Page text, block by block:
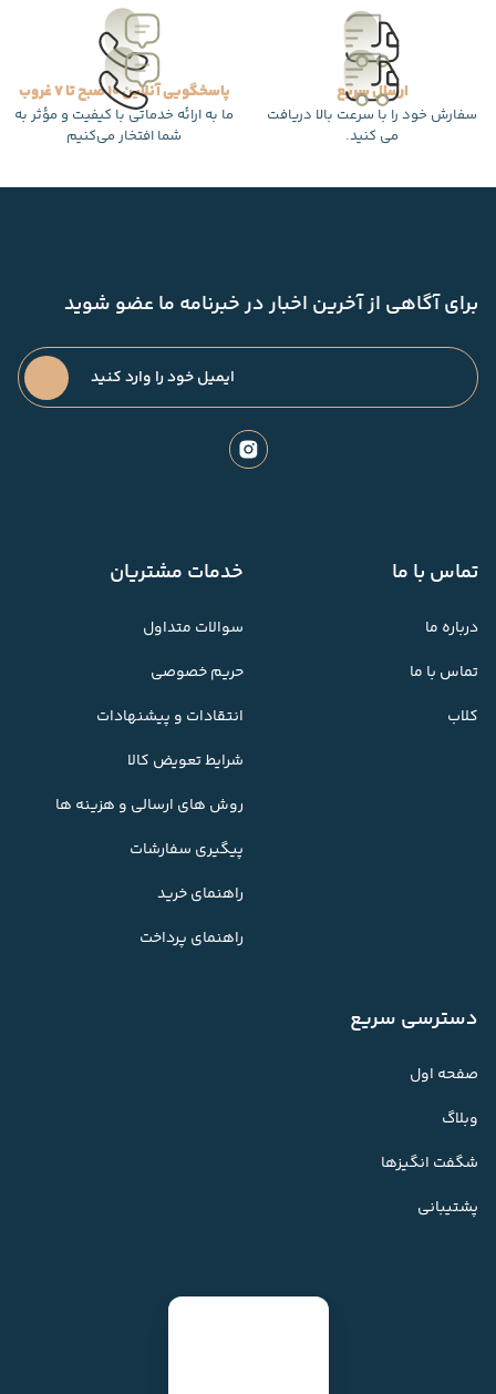
ارسال سریع
سفارش خود را با سرعت بالا دریافت
می کنید.
پاسخگویی آنلاین 10 صبح تا 7 غروب
ما به ارائه خدماتی با کیفیت و مؤثر به
شما افتخار می‌کنیم
برای آگاهی از آخرین اخبار در خبرنامه ما عضو شوید
تماس با ما
درباره ما
تماس با ما
کلاب
خدمات مشتریان
سوالات متداول
حریم خصوصی
انتقادات و پیشنهادات
شرایط تعویض کالا
روش های ارسالی و هزینه ها
پیگیری سفارشات
راهنمای خرید
راهنمای پرداخت
دسترسی سریع
صفحه اول
وبلاگ
شگفت انگیزها
پشتیبانی